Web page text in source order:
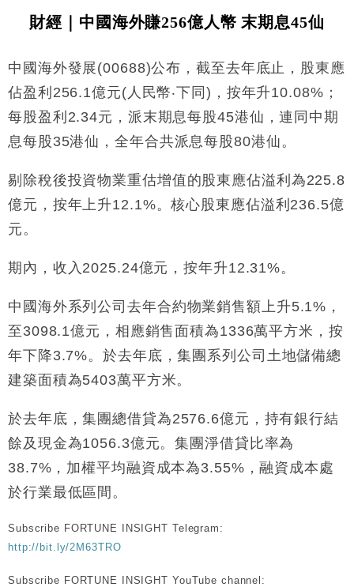
15:59
財經｜SA售股自救後再出手 斥4億美元押注未上市公
18:31
財經｜華僑銀行上半年淨利創新高 中期息增15%至
47仙
17:33
財經｜滙豐上調香港今年GDP預測至4.5% 看好貿易
及消費表現
16:47
本地｜假冒內地執法人員要求交「保證金」 43歲女子
16:05
財經｜日經失守6.5萬點後回穩 全周仍升近2%
15:47
15:11
財經｜韓股反覆波動收跌 連挫7周創逾3年最長跌勢
13:44
財經｜內地7月美元計價出口增近24%勝預期 貿易順
差達1125億美元
12:44
財經｜日本春季三度入市撐日圓 4月單日斥6.28萬億
日圓干預創新高
11:12
國際｜特朗普料美伊戰事快結束 承認部分彈藥庫存緊
15:59
財經｜SA售股自救後再出手 斥4億美元押注未上市公
司
財經｜中國海外賺256億人幣 末期息45仙
中國海外發展(00688)公布，截至去年底止，股東應
佔盈利256.1億元(人民幣‧下同)，按年升10.08%；
每股盈利2.34元，派末期息每股45港仙，連同中期
息每股35港仙，全年合共派息每股80港仙。
剔除稅後投資物業重估增值的股東應佔溢利為225.8
億元，按年上升12.1%。核心股東應佔溢利236.5億
元。
期內，收入2025.24億元，按年升12.31%。
中國海外系列公司去年合約物業銷售額上升5.1%，
至3098.1億元，相應銷售面積為1336萬平方米，按
年下降3.7%。於去年底，集團系列公司土地儲備總
建築面積為5403萬平方米。
於去年底，集團總借貸為2576.6億元，持有銀行結
餘及現金為1056.3億元。集團淨借貸比率為
38.7%，加權平均融資成本為3.55%，融資成本處
於行業最低區間。
Subscribe FORTUNE INSIGHT Telegram:
http://bit.ly/2M63TRO
Subscribe FORTUNE INSIGHT YouTube channel: